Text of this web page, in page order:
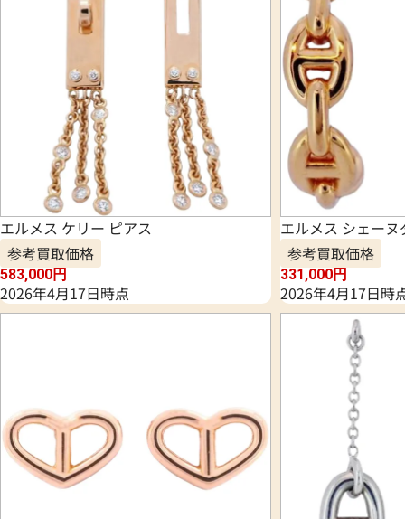
エルメス ケリー ピアス
参考買取価格
583,000円
2026年4月17日時点
エルメス シェー
参考買取価格
331,000円
2026年4月17日時